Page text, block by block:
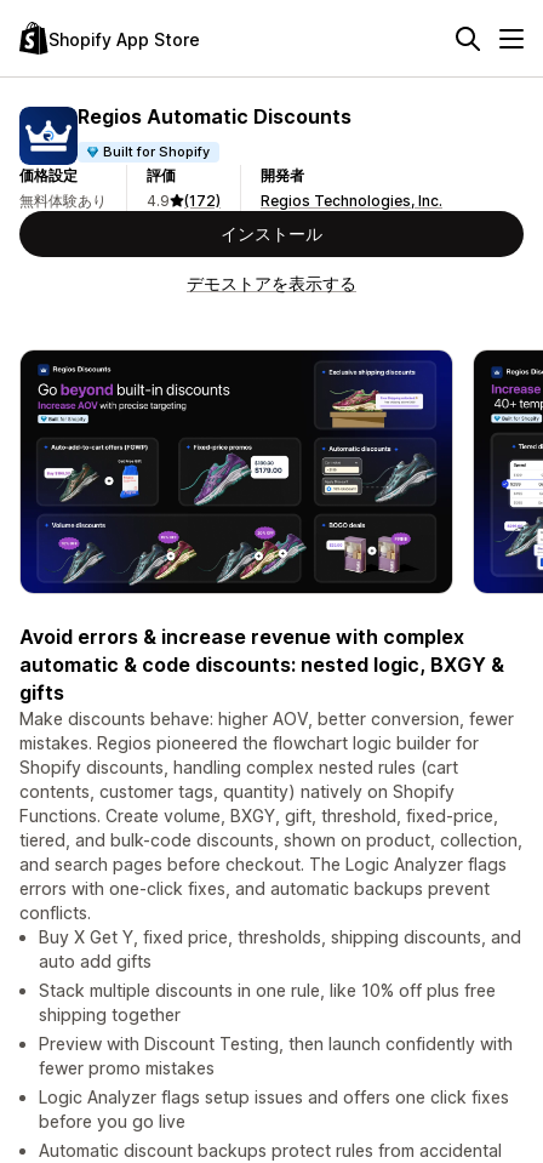
Shopify App Store
Regios Automatic Discounts
Built for Shopify
価格設定
無料体験あり
評価
4.9
(172)
開発者
Regios Technologies, Inc.
インストール
デモストアを表示する
Avoid errors & increase revenue with complex
automatic & code discounts: nested logic, BXGY &
gifts
Make discounts behave: higher AOV, better conversion, fewer
mistakes. Regios pioneered the flowchart logic builder for
Shopify discounts, handling complex nested rules (cart
contents, customer tags, quantity) natively on Shopify
Functions. Create volume, BXGY, gift, threshold, fixed-price,
tiered, and bulk-code discounts, shown on product, collection,
and search pages before checkout. The Logic Analyzer flags
errors with one-click fixes, and automatic backups prevent
conflicts.
Buy X Get Y, fixed price, thresholds, shipping discounts, and
auto add gifts
Stack multiple discounts in one rule, like 10% off plus free
shipping together
Preview with Discount Testing, then launch confidently with
fewer promo mistakes
Logic Analyzer flags setup issues and offers one click fixes
before you go live
Automatic discount backups protect rules from accidental